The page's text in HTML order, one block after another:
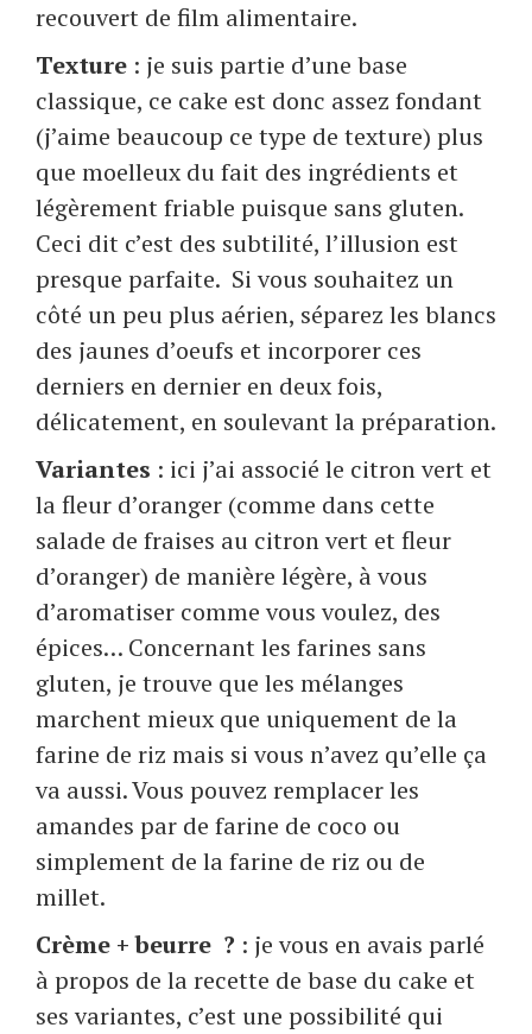
recouvert de film alimentaire.
Texture : je suis partie d’une base
classique, ce cake est donc assez fondant
(j’aime beaucoup ce type de texture) plus
que moelleux du fait des ingrédients et
légèrement friable puisque sans gluten.
Ceci dit c’est des subtilité, l’illusion est
presque parfaite. Si vous souhaitez un
côté un peu plus aérien, séparez les blancs
des jaunes d’oeufs et incorporer ces
derniers en dernier en deux fois,
délicatement, en soulevant la préparation.
Variantes : ici j’ai associé le citron vert et
la fleur d’oranger (comme dans cette
salade de fraises au citron vert et fleur
d’oranger) de manière légère, à vous
d’aromatiser comme vous voulez, des
épices… Concernant les farines sans
gluten, je trouve que les mélanges
marchent mieux que uniquement de la
farine de riz mais si vous n’avez qu’elle ça
va aussi. Vous pouvez remplacer les
amandes par de farine de coco ou
simplement de la farine de riz ou de
millet.
Crème + beurre ? : je vous en avais parlé
à propos de la recette de base du cake et
ses variantes, c’est une possibilité qui